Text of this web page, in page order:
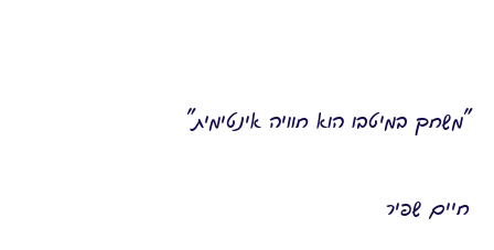
"משחק במיטבו הוא חוויה אינטימית"
חיים שפיר